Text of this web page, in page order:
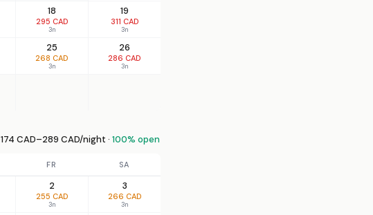
18
295 CAD
3n
19
311 CAD
3n
25
268 CAD
3n
26
286 CAD
3n
174 CAD–289 CAD/night · 100% open
FR SA
2
255 CAD
3n
3
266 CAD
3n